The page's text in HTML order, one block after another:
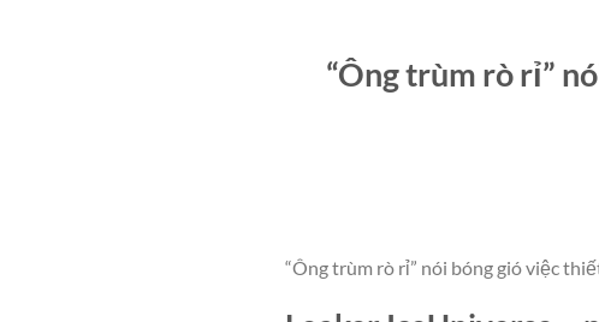
“Ông trùm rò rỉ”
“Ông trùm rò rỉ” nói bóng gió việc